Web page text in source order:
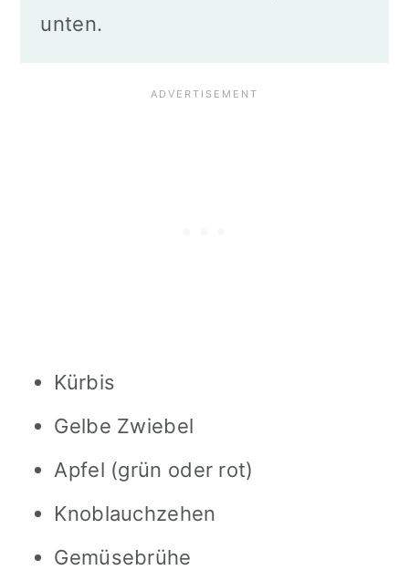
unten.
Kürbis
Gelbe Zwiebel
Apfel (grün oder rot)
Knoblauchzehen
Gemüsebrühe